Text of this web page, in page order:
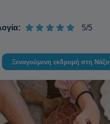
5/5
Ξεναγούμενη εκδρομή στη Νάξο